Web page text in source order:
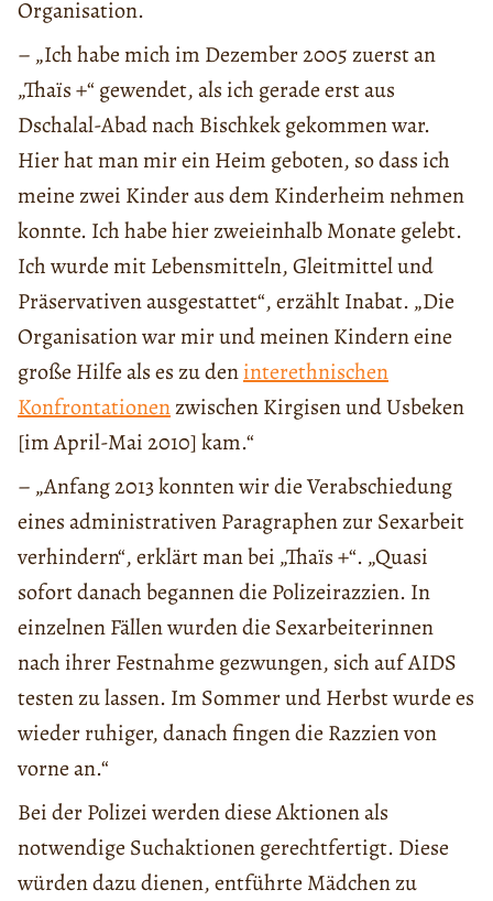
Organisation.
– „Ich habe mich im Dezember 2005 zuerst an
„Thaïs +“ gewendet, als ich gerade erst aus
Dschalal-Abad nach Bischkek gekommen war.
Hier hat man mir ein Heim geboten, so dass ich
meine zwei Kinder aus dem Kinderheim nehmen
konnte. Ich habe hier zweieinhalb Monate gelebt.
Ich wurde mit Lebensmitteln, Gleitmittel und
Präservativen ausgestattet“, erzählt Inabat. „Die
Organisation war mir und meinen Kindern eine
große Hilfe als es zu deninterethnischen
Konfrontationenzwischen Kirgisen und Usbeken
[im April-Mai 2010] kam.“
– „Anfang 2013 konnten wir die Verabschiedung
eines administrativen Paragraphen zur Sexarbeit
verhindern“, erklärt man bei „Thaïs +“. „Quasi
sofort danach begannen die Polizeirazzien. In
einzelnen Fällen wurden die Sexarbeiterinnen
nach ihrer Festnahme gezwungen, sich auf AIDS
testen zu lassen. Im Sommer und Herbst wurde es
wieder ruhiger, danach fingen die Razzien von
vorne an.“
Bei der Polizei werden diese Aktionen als
notwendige Suchaktionen gerechtfertigt. Diese
würden dazu dienen, entführte Mädchen zu